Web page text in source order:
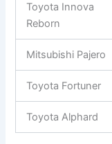
Toyota Innova
Reborn
Mitsubishi Pajero
Toyota Fortuner
Toyota Alphard